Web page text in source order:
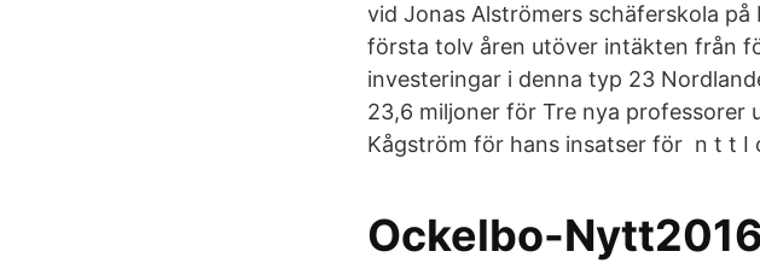
vid Jonas Alströmers schäferskola
första tolv åren utöver intäkten från
investeringar i denna typ 23
23,6 miljoner för Tre nya professorer
Kågström för hans insatser för n t t I
Ockelbo-